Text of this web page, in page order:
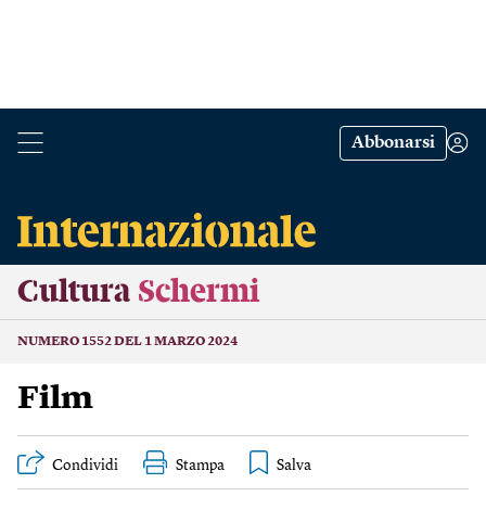
Abbonarsi
Cultura Schermi
NUMERO 1552 DEL 1 MARZO 2024
Film
Condividi Stampa